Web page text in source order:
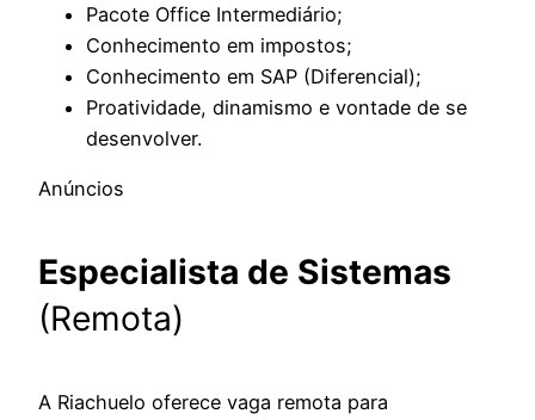
Pacote Office Intermediário;
Conhecimento em impostos;
Conhecimento em SAP (Diferencial);
Proatividade, dinamismo e vontade de se
desenvolver.
Anúncios
Especialista de Sistemas
(Remota)
A Riachuelo oferece vaga remota para